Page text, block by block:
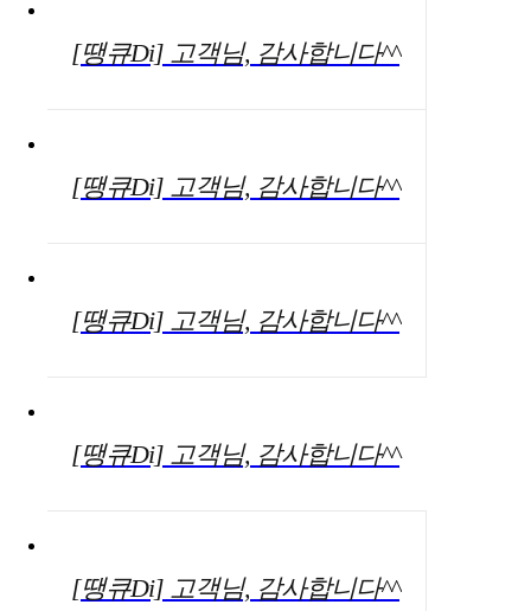
[땡큐Di] 고객님, 감사합니다^^
[땡큐Di] 고객님, 감사합니다^^
[땡큐Di] 고객님, 감사합니다^^
[땡큐Di] 고객님, 감사합니다^^
[땡큐Di] 고객님, 감사합니다^^